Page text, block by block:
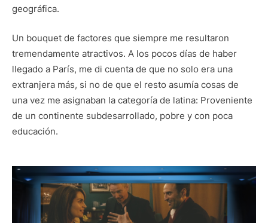
geográfica.
Un bouquet de factores que siempre me resultaron
tremendamente atractivos. A los pocos días de haber
llegado a París, me di cuenta de que no solo era una
extranjera más, si no de que el resto asumía cosas de
una vez me asignaban la categoría de latina: Proveniente
de un continente subdesarrollado, pobre y con poca
educación.